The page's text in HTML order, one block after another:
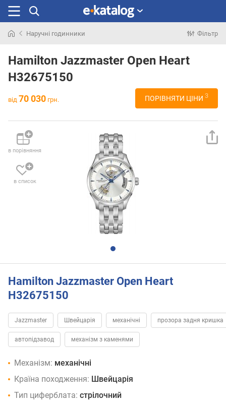
раніше
Наручні годинники Фільтр
Hamilton Jazzmaster Open Heart
H32675150
від 70 030 грн. ПОРІВНЯТИ ЦІНИ 3
в порівняння
в список
Hamilton Jazzmaster Open Heart
H32675150
Jazzmaster Швейцарія механічні прозора задня кришка
автопідзавод механізм з каменями
Механізм: механічні
Країна походження: Швейцарія
Тип циферблата: стрілочний